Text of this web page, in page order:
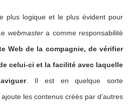
plus logique et le plus évident pour
webmastera comme responsabilité
Web de la compagnie, de vérifier
celui-ci et la facilité avec laquelle
. Il est en quelque sorte
les contenus créés par d’autres